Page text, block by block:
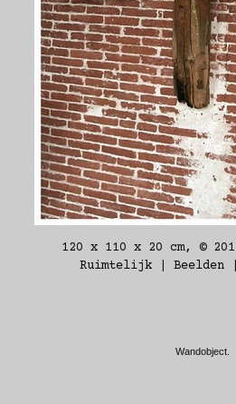
120 x 110 x 20 cm, ©
Ruimtelijk | Beelden |
Wandobject.